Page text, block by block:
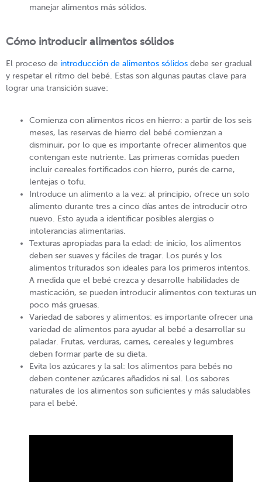
manejar alimentos más sólidos.
Cómo introducir alimentos sólidos
El proceso de introducción de alimentos sólidos debe ser gradual
y respetar el ritmo del bebé. Estas son algunas pautas clave para
lograr una transición suave:
Comienza con alimentos ricos en hierro: a partir de los seis
meses, las reservas de hierro del bebé comienzan a
disminuir, por lo que es importante ofrecer alimentos que
contengan este nutriente. Las primeras comidas pueden
incluir cereales fortificados con hierro, purés de carne,
lentejas o tofu.
Introduce un alimento a la vez: al principio, ofrece un solo
alimento durante tres a cinco días antes de introducir otro
nuevo. Esto ayuda a identificar posibles alergias o
intolerancias alimentarias.
Texturas apropiadas para la edad: de inicio, los alimentos
deben ser suaves y fáciles de tragar. Los purés y los
alimentos triturados son ideales para los primeros intentos.
A medida que el bebé crezca y desarrolle habilidades de
masticación, se pueden introducir alimentos con texturas un
poco más gruesas.
Variedad de sabores y alimentos: es importante ofrecer una
variedad de alimentos para ayudar al bebé a desarrollar su
paladar. Frutas, verduras, carnes, cereales y legumbres
deben formar parte de su dieta.
Evita los azúcares y la sal: los alimentos para bebés no
deben contener azúcares añadidos ni sal. Los sabores
naturales de los alimentos son suficientes y más saludables
para el bebé.